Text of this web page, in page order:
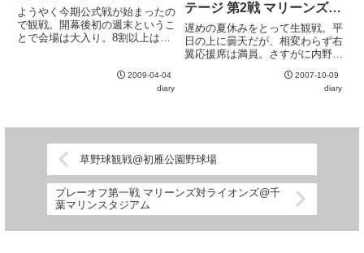
ようやく今期公式戦が始まったの
で観戦。開幕後初の週末というこ
とで会場は大入り。8割以上は埋
風が無ければ今期はオリオンズか
ら通算して40周年ということで
2009-04-04
diary
テージ 第2戦 マリーンズ対
ホークス@千葉マリンスタ
ジアム
遅めの夏休みをとって生観戦。平
日の上に曇天だが、相変わらず右
翼応援席は満員。さすがに内野席
側がとれなかったので三塁側の特
別内野指定席に座る。どうせマリ
も...
2007-10-09
diary
草野球観戦@初雁公園野球場
プレーオフ第一戦 マリーンズ対ライオンズ@千
葉マリンスタジアム